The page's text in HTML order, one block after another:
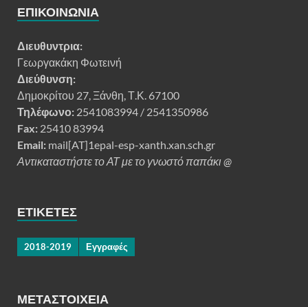
ΕΠΙΚΟΙΝΩΝΊΑ
Διευθυντρια:
Γεωργακάκη Φωτεινή
Διεύθυνση:
Δημοκρίτου 27, Ξάνθη, Τ.Κ. 67100
Τηλέφωνο: 2541083994 / 2541350986
Fax: 25410 83994
Email: mail[AT]1epal-esp-xanth.xan.sch.gr
Αντικαταστήστε το ΑΤ με το γνωστό παπάκι @
ΕΤΙΚΈΤΕΣ
2018-2019 Εγγραφές
ΜΕΤΑΣΤΟΙΧΕΊΑ